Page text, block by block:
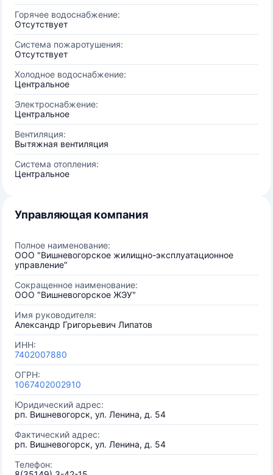
Горячее водоснабжение:
Отсутствует
Система пожаротушения:
Отсутствует
Холодное водоснабжение:
Центральное
Электроснабжение:
Центральное
Вентиляция:
Вытяжная вентиляция
Система отопления:
Центральное
Управляющая компания
Полное наименование:
ООО "Вишневогорское жилищно-эксплуатационное
управление"
Сокращенное наименование:
ООО "Вишневогорское ЖЭУ"
Имя руководителя:
Александр Григорьевич Липатов
ИНН:
7402007880
ОГРН:
1067402002910
Юридический адрес:
рп. Вишневогорск, ул. Ленина, д. 54
Фактический адрес:
рп. Вишневогорск, ул. Ленина, д. 54
Телефон: